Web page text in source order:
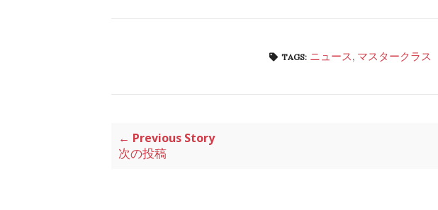
TAGS: ニュース, マスタークラス
← Previous Story
次の投稿